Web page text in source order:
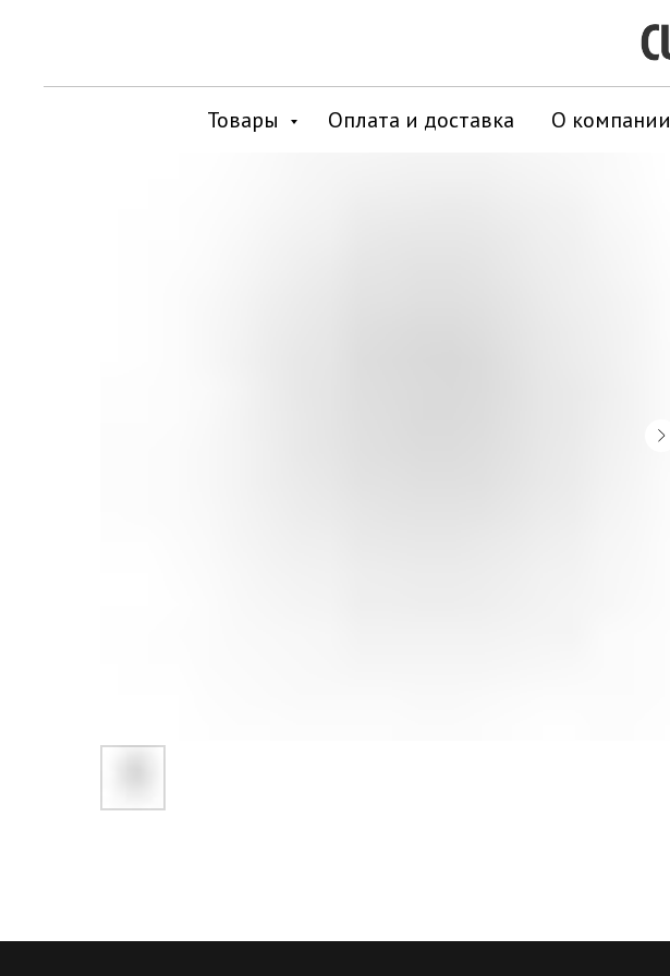
Товары Оплата и доставка О компании